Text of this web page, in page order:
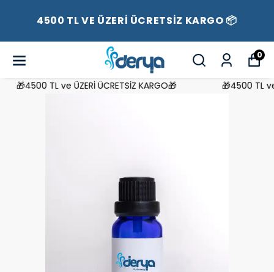
4500 TL VE ÜZERİ ÜCRETSİZ KARGO 📦
0
🎁4500 TL ve ÜZERİ ÜCRETSİZ KARGO🎁 🎁4500 TL ve